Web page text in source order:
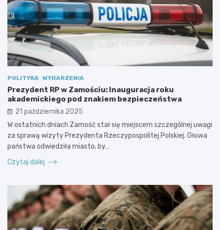
POLITYKA WYDARZENIA
Prezydent RP w Zamościu: Inauguracja roku
akademickiego pod znakiem bezpieczeństwa
21 października 2025
W ostatnich dniach Zamość stał się miejscem szczególnej uwagi
za sprawą wizyty Prezydenta Rzeczypospolitej Polskiej. Głowa
państwa odwiedziła miasto, by…
Czytaj dalej